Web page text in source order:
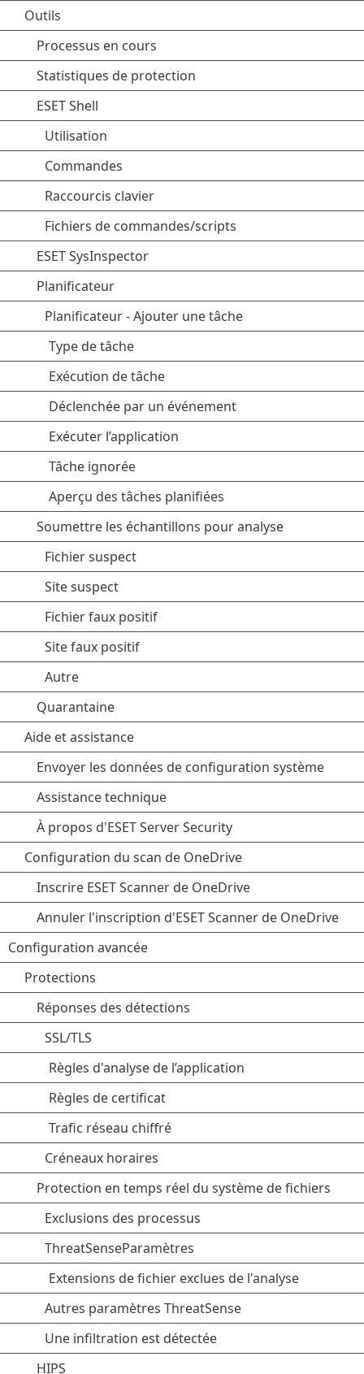
Outils
Processus en cours
Statistiques de protection
ESET Shell
Utilisation
Commandes
Raccourcis clavier
Fichiers de commandes/scripts
ESET SysInspector
Planificateur
Planificateur - Ajouter une tâche
Type de tâche
Exécution de tâche
Déclenchée par un événement
Exécuter l’application
Tâche ignorée
Aperçu des tâches planifiées
Soumettre les échantillons pour analyse
Fichier suspect
Site suspect
Fichier faux positif
Site faux positif
Autre
Quarantaine
Aide et assistance
Envoyer les données de configuration système
Assistance technique
À propos d'ESET Server Security
Configuration du scan de OneDrive
Inscrire ESET Scanner de OneDrive
Annuler l'inscription d'ESET Scanner de OneDrive
Configuration avancée
Protections
Réponses des détections
SSL/TLS
Règles d'analyse de l’application
Règles de certificat
Trafic réseau chiffré
Créneaux horaires
Protection en temps réel du système de fichiers
Exclusions des processus
ThreatSenseParamètres
Extensions de fichier exclues de l'analyse
Autres paramètres ThreatSense
Une infiltration est détectée
HIPS